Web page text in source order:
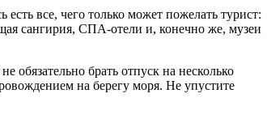
все, чего только может пожелать турист:
сангирия, СПА-отели и, конечно же, музеи
брать отпуск на несколько
на берегу моря. Не упустите